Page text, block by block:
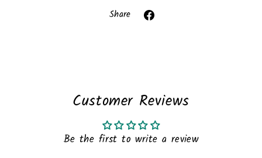
invalid url input
Share
Customer Reviews
Be the first to write a review